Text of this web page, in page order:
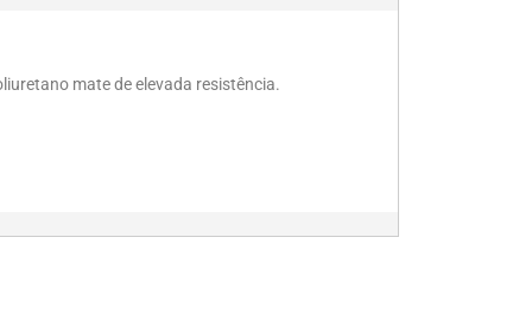
mate de elevada resistência.